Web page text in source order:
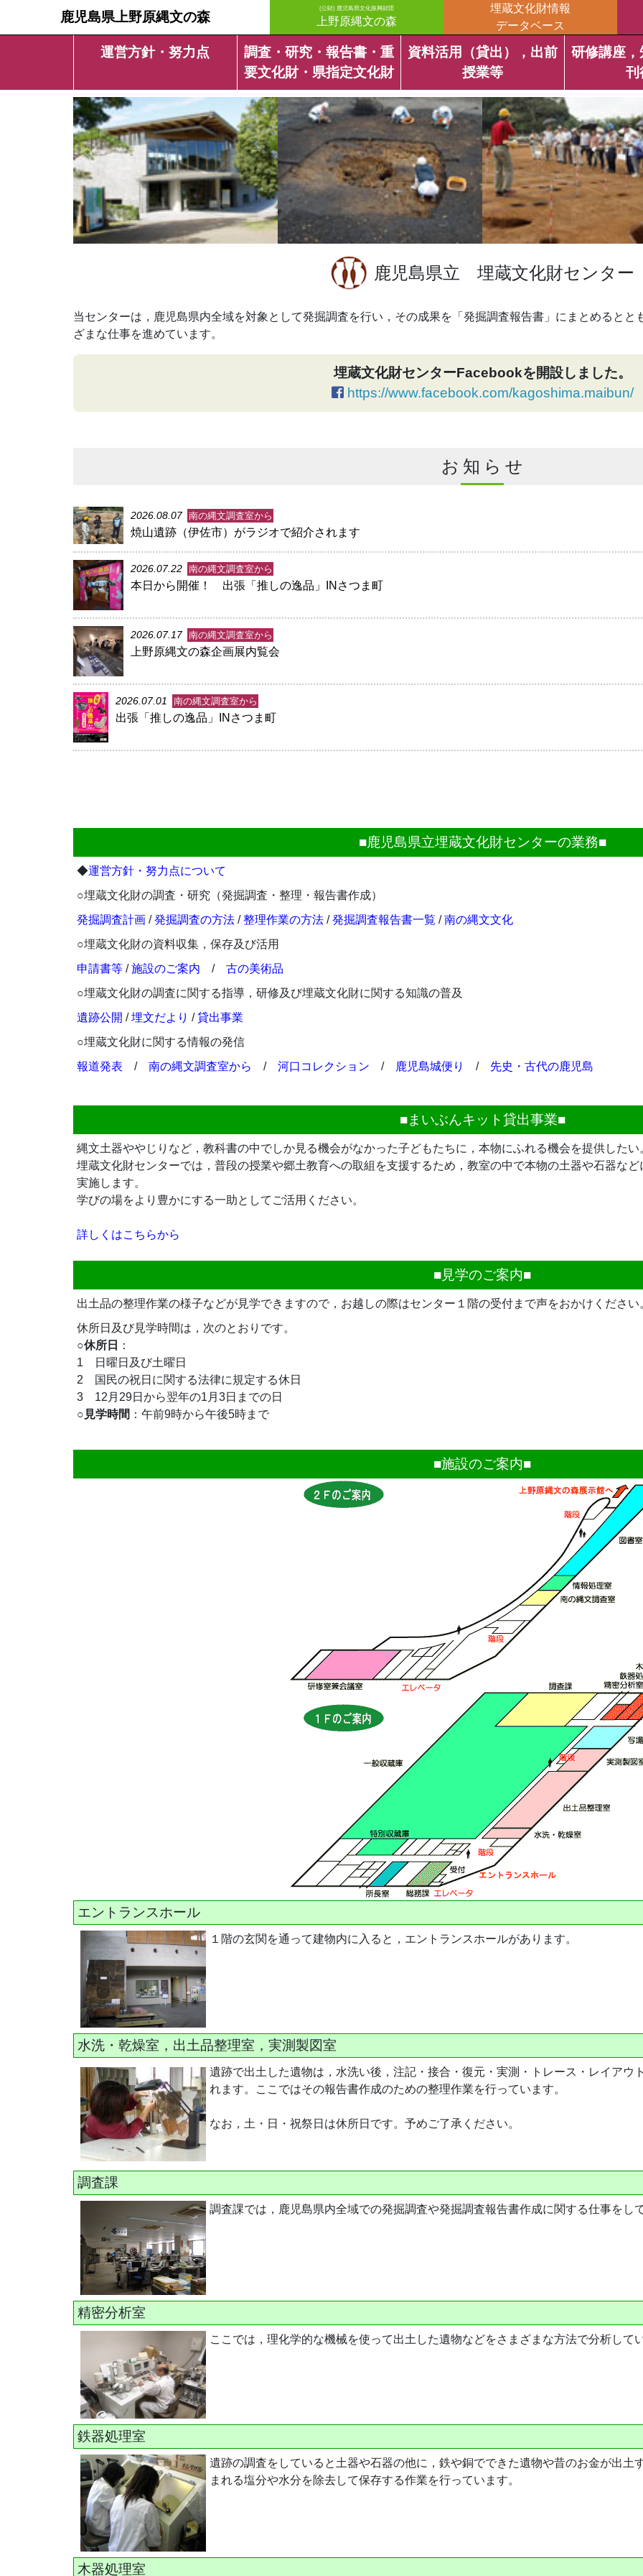
鹿児島県上野原縄文の森
(公財) 鹿児島県文化振興財団
上野原縄文の森
埋蔵文化財情報
データベース
運営方針・努力点
調査・研究・報告書・重
要文化財・県指定文化財
資料活用（貸出），出前
授業等
研修講座
刊
鹿児島県立 埋蔵文化財センター
当センターは，鹿児島県内全域を対象として発掘調査を行い，その成果を「発掘調査報告書」にまとめると
ざまな仕事を進めています。
埋蔵文化財センターFacebookを開設しました。
https://www.facebook.com/kagoshima.maibun/
お知らせ
2026.08.07 南の縄文調査室から
焼山遺跡（伊佐市）がラジオで紹介されます
2026.07.22 南の縄文調査室から
本日から開催！ 出張「推しの逸品」INさつま町
2026.07.17 南の縄文調査室から
上野原縄文の森企画展内覧会
2026.07.01 南の縄文調査室から
出張「推しの逸品」INさつま町
■鹿児島県立埋蔵文化財センターの業務■
◆運営方針・努力点について
○埋蔵文化財の調査・研究（発掘調査・整理・報告書作成）
発掘調査計画 /発掘調査の方法 /整理作業の方法 /発掘調査報告書一覧 /南の縄文文化
○埋蔵文化財の資料収集，保存及び活用
申請書等 /施設のご案内 / 古の美術品
○埋蔵文化財の調査に関する指導，研修及び埋蔵文化財に関する知識の普及
遺跡公開 /埋文だより /貸出事業
○埋蔵文化財に関する情報の発信
報道発表 / 南の縄文調査室から / 河口コレクション / 鹿児島城便り / 先史・古代の鹿児島
■まいぶんキット貸出事業■
縄文土器ややじりなど，教科書の中でしか見る機会がなかった子どもたちに，本物にふれる機会を提供したい
埋蔵文化財センターでは，普段の授業や郷土教育への取組を支援するため，教室の中で本物の土器や石器な
実施します。
学びの場をより豊かにする一助としてご活用ください。
詳しくはこちらから
■見学のご案内■
出土品の整理作業の様子などが見学できますので，お越しの際はセンター１階の受付まで声をおかけください
休所日及び見学時間は，次のとおりです。
○休所日
：
1 日曜日及び土曜日
2 国民の祝日に関する法律に規定する休日
3 12月29日から翌年の1月3日までの日
○ 見学時間 ：午前9時から午後5時まで
■施設のご案内■
エントランスホール
１階の玄関を通って建物内に入ると，エントランスホールがあります。
水洗・乾燥室，出土品整理室，実測製図室
遺跡で出土した遺物は，水洗い後，注記・接合・復元・実測・トレース・レイアウ
れます。ここではその報告書作成のための整理作業を行っています。
なお，土・日・祝祭日は休所日です。予めご了承ください。
調査課
調査課では，鹿児島県内全域での発掘調査や発掘調査報告書作成に関する仕事をし
精密分析室
ここでは，理化学的な機械を使って出土した遺物などをさまざまな方法で分析して
鉄器処理室
遺跡の調査をしていると土器や石器の他に，鉄や銅でできた遺物や昔のお金が出土
まれる塩分や水分を除去して保存する作業を行っています。
木器処理室